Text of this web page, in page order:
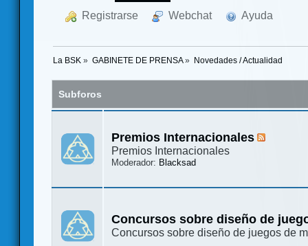
Registrarse Webchat Ayuda
La BSK » GABINETE DE PRENSA» Novedades / Actualidad
Subforos
Premios Internacionales
Premios Internacionales
Moderador: Blacksad
Concursos sobre diseño de
Concursos sobre diseño de juegos de